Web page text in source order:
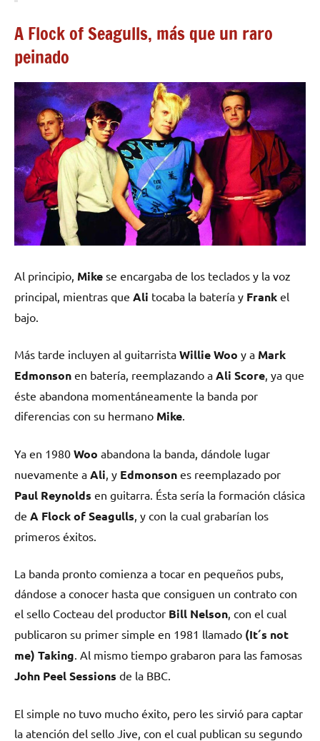
A Flock of Seagulls, más que un raro
peinado
Al principio, Mike se encargaba de los teclados y la voz
principal, mientras que Ali tocaba la batería y Frank el
bajo.
Más tarde incluyen al guitarrista Willie Woo y a Mark
Edmonson en batería, reemplazando a Ali Score , ya que
éste abandona momentáneamente la banda por
diferencias con su hermano Mike
Ya en 1980 Woo abandona la banda, dándole lugar
nuevamente a Ali , y Edmonson es reemplazado por
Paul Reynolds en guitarra. Ésta sería la formación clásica
de A Flock of Seagulls , y con la cual grabarían los
primeros éxitos.
La banda pronto comienza a tocar en pequeños pubs,
dándose a conocer hasta que consiguen un contrato con
el sello Cocteau del productor Bill Nelson , con el cual
publicaron su primer simple en 1981 llamado (It´s not
me) Taking . Al mismo tiempo grabaron para las famosas
John Peel Sessions de la BBC.
El simple no tuvo mucho éxito, pero les sirvió para captar
la atención del sello Jive, con el cual publican su segundo